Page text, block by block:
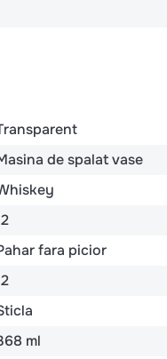
de spalat vase
fara picior
ml